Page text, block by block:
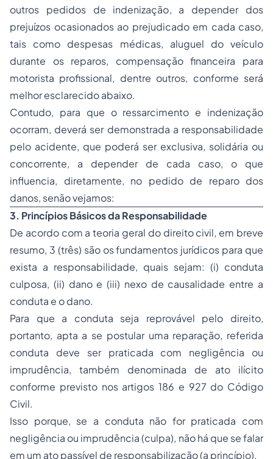
outros pedidos de indenização, a depender dos
prejuízos ocasionados ao prejudicado em cada caso,
tais como despesas médicas, aluguel do veículo
durante os reparos, compensação financeira para
motorista profissional, dentre outros, conforme será
melhor esclarecido abaixo.
Contudo, para que o ressarcimento e indenização
ocorram, deverá ser demonstrada a responsabilidade
pelo acidente, que poderá ser exclusiva, solidária ou
concorrente, a depender de cada caso, o que
influencia, diretamente, no pedido de reparo dos
danos, senão vejamos:
3. Princípios Básicos da Responsabilidade
De acordo com a teoria geral do direito civil, em breve
resumo, 3 (três) são os fundamentos jurídicos para que
exista a responsabilidade, quais sejam: (i) conduta
culposa, (ii) dano e (iii) nexo de causalidade entre a
conduta e o dano.
Para que a conduta seja reprovável pelo direito,
portanto, apta a se postular uma reparação, referida
conduta deve ser praticada com negligência ou
imprudência, também denominada de ato ilícito
conforme previsto nos artigos 186 e 927 do Código
Civil.
Isso porque, se a conduta não for praticada com
negligência ou imprudência (culpa), não há que se falar
em um ato passível de responsabilização (a princípio).